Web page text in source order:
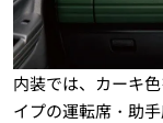
内装では、カーキ
イプの運転席・助